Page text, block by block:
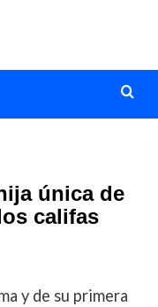
única de
califas
y de su primera